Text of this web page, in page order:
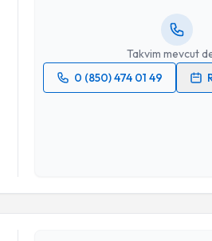
Takvim mevcut
0 (850) 474 01 49
oluşturun. Size bu uzmandan randevu
hazırlandığında e-posta ile